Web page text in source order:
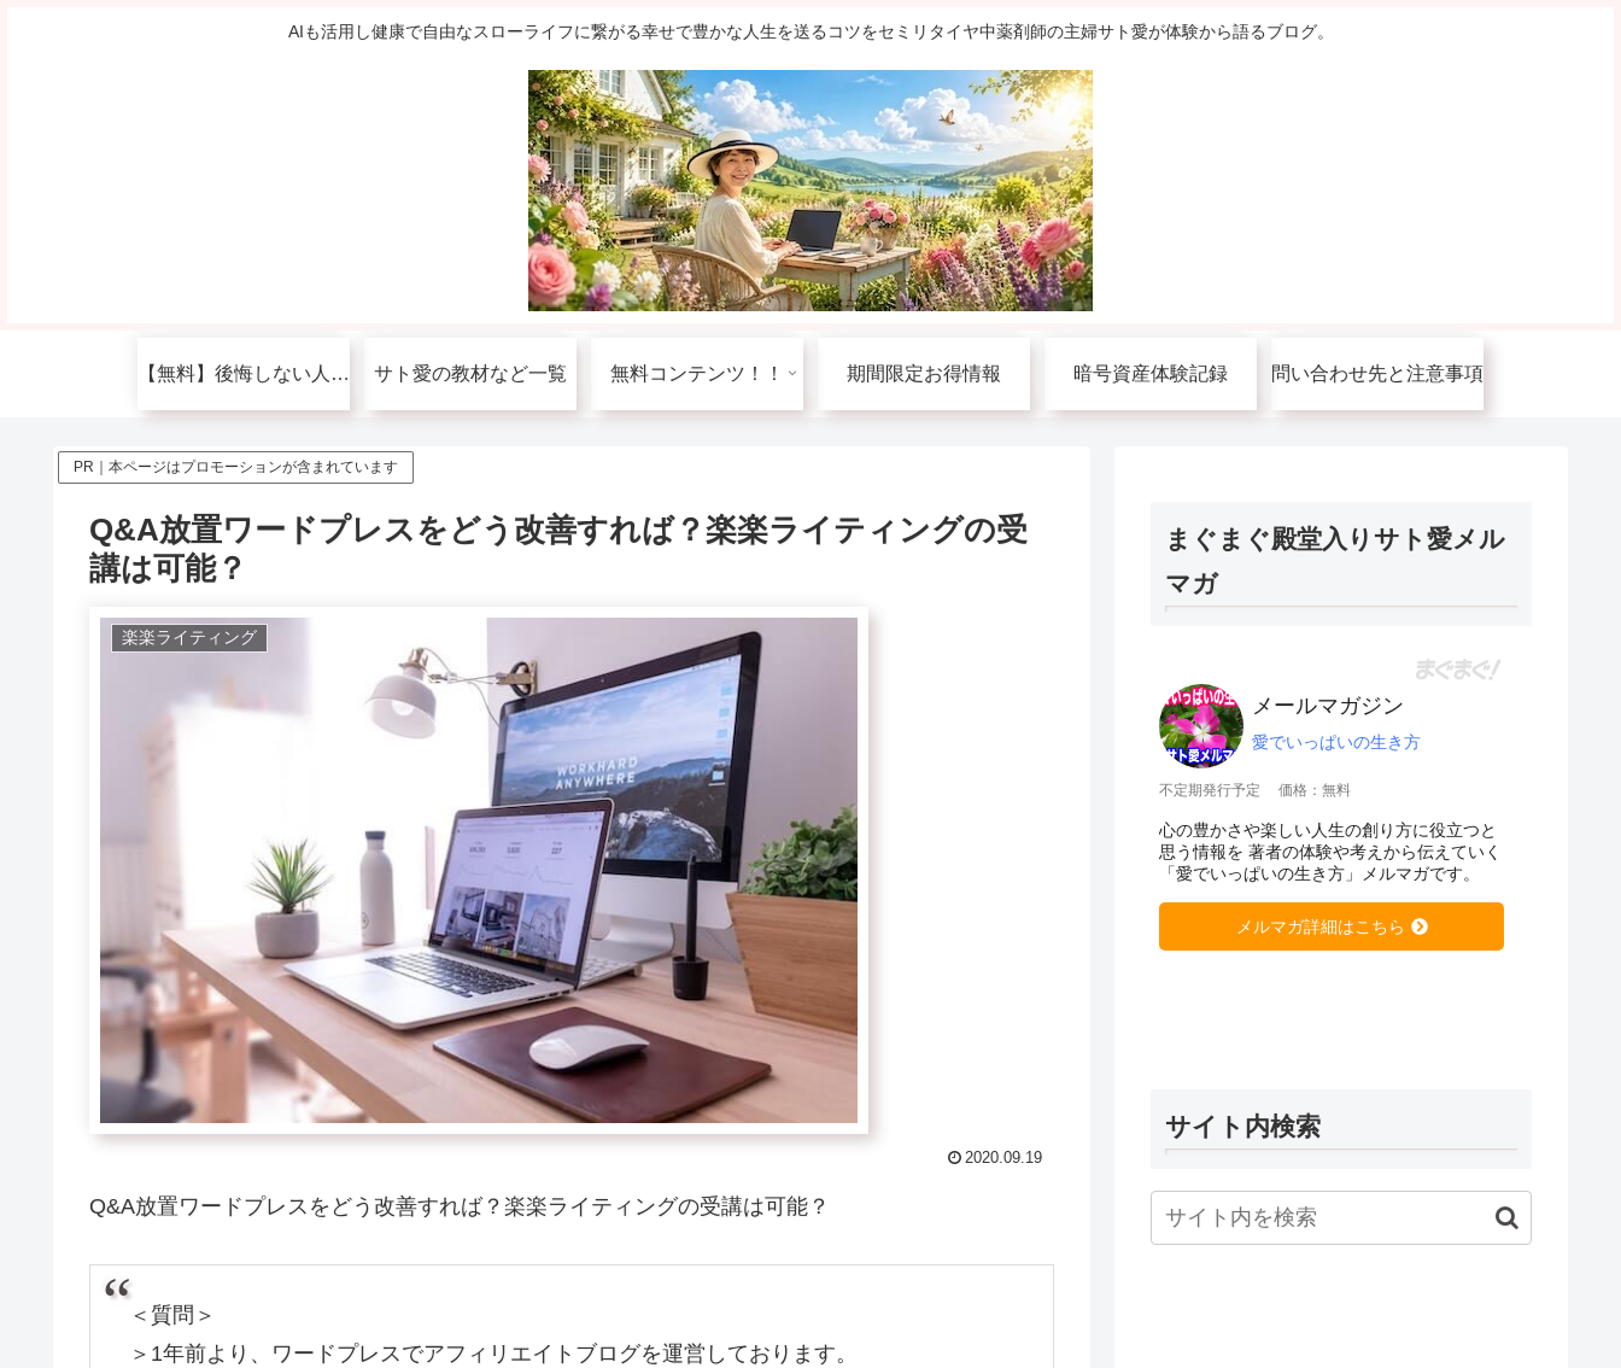
AIも活用し健康で自由なスローライフに繋がる幸せで豊かな人生を送るコツをセミリタイヤ中薬剤師の主婦サト愛が体験から語るブログ。
【無料】後悔しない人生を送りたい人へ サト愛の教材など一覧 無料コンテンツ！！ 期間限定お得情報 暗号資産体験記録 問い合わせ先と注意事項
PR｜本ページはプロモーションが含まれています
Q&A放置ワードプレスをどう改善すれば？楽楽ライティングの受
講は可能？
楽楽ライティング
2020.09.19
Q&A放置ワードプレスをどう改善すれば？楽楽ライティングの受講は可能？
＜質問＞
＞1年前より、ワードプレスでアフィリエイトブログを運営しております。
まぐまぐ殿堂入りサト愛メル
マガ
メールマガジン
愛でいっぱいの生き方
不定期発行予定 価格：無料
心の豊かさや楽しい人生の創り方に役立つと
思う情報を 著者の体験や考えから伝えていく
「愛でいっぱいの生き方」メルマガです。
メルマガ詳細はこちら
サイト内検索